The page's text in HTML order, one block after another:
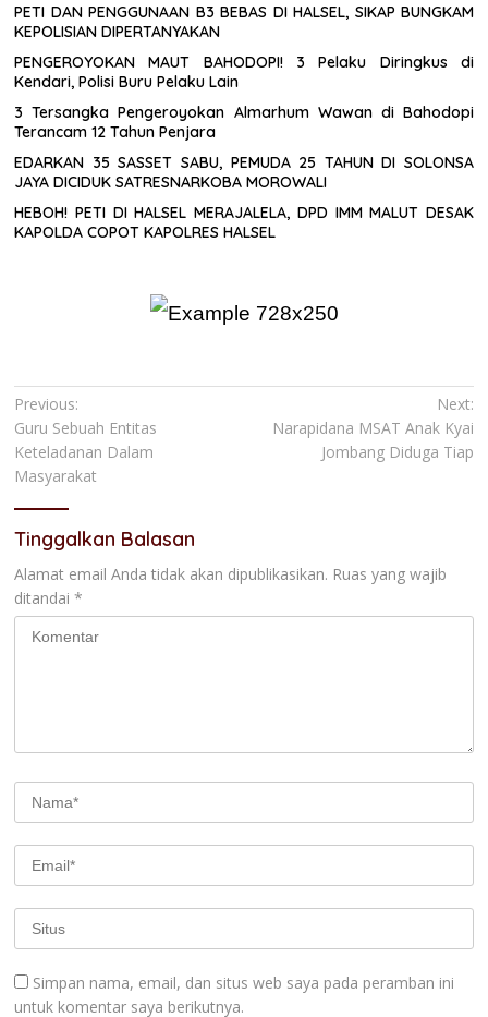
PETI DAN PENGGUNAAN B3 BEBAS DI HALSEL, SIKAP BUNGKAM
KEPOLISIAN DIPERTANYAKAN
PENGEROYOKAN MAUT BAHODOPI! 3 Pelaku Diringkus di
Kendari, Polisi Buru Pelaku Lain
3 Tersangka Pengeroyokan Almarhum Wawan di Bahodopi
Terancam 12 Tahun Penjara
EDARKAN 35 SASSET SABU, PEMUDA 25 TAHUN DI SOLONSA
JAYA DICIDUK SATRESNARKOBA MOROWALI
HEBOH! PETI DI HALSEL MERAJALELA, DPD IMM MALUT DESAK
KAPOLDA COPOT KAPOLRES HALSEL
Navigasi
pos
Previous:
Guru Sebuah Entitas
Keteladanan Dalam
Masyarakat
Next:
Narapidana MSAT Anak Kyai
Jombang Diduga Tiap
Tinggalkan Balasan
Alamat email Anda tidak akan dipublikasikan. Ruas yang wajib
ditandai *
Simpan nama, email, dan situs web saya pada peramban ini
untuk komentar saya berikutnya.